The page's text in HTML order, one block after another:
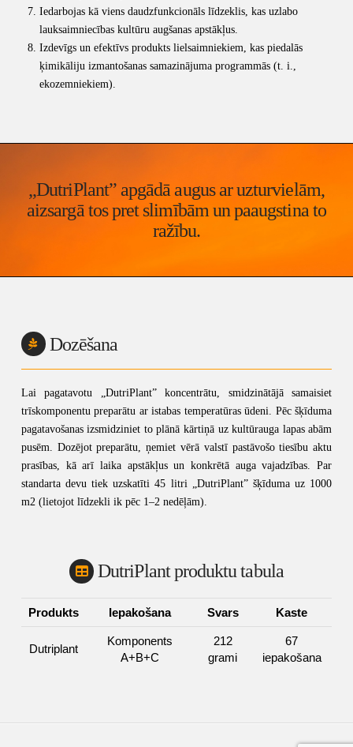
Iedarbojas kā viens daudzfunkcionāls līdzeklis, kas uzlabo
lauksaimniecības kultūru augšanas apstākļus.
Izdevīgs un efektīvs produkts lielsaimniekiem, kas piedalās
ķimikāliju izmantošanas samazinājuma programmās (t. i.,
ekozemniekiem).
„DutriPlant” apgādā augus ar uzturvielām,
aizsargā tos pret slimībām un paaugstina to
ražību.
Dozēšana
Lai pagatavotu „DutriPlant” koncentrātu, smidzinātājā samaisiet
trīskomponentu preparātu ar istabas temperatūras ūdeni. Pēc šķīduma
pagatavošanas izsmidziniet to plānā kārtiņā uz kultūrauga lapas abām
pusēm. Dozējot preparātu, ņemiet vērā valstī pastāvošo tiesību aktu
prasības, kā arī laika apstākļus un konkrētā auga vajadzības. Par
standarta devu tiek uzskatīti 45 litri „DutriPlant” šķīduma uz 1000
m2 (lietojot līdzekli ik pēc 1–2 nedēļām).
DutriPlant produktu tabula
Produkts Iepakošana Svars Kaste
Dutriplant
Komponents
A+B+C
212
grami
67
iepakošana